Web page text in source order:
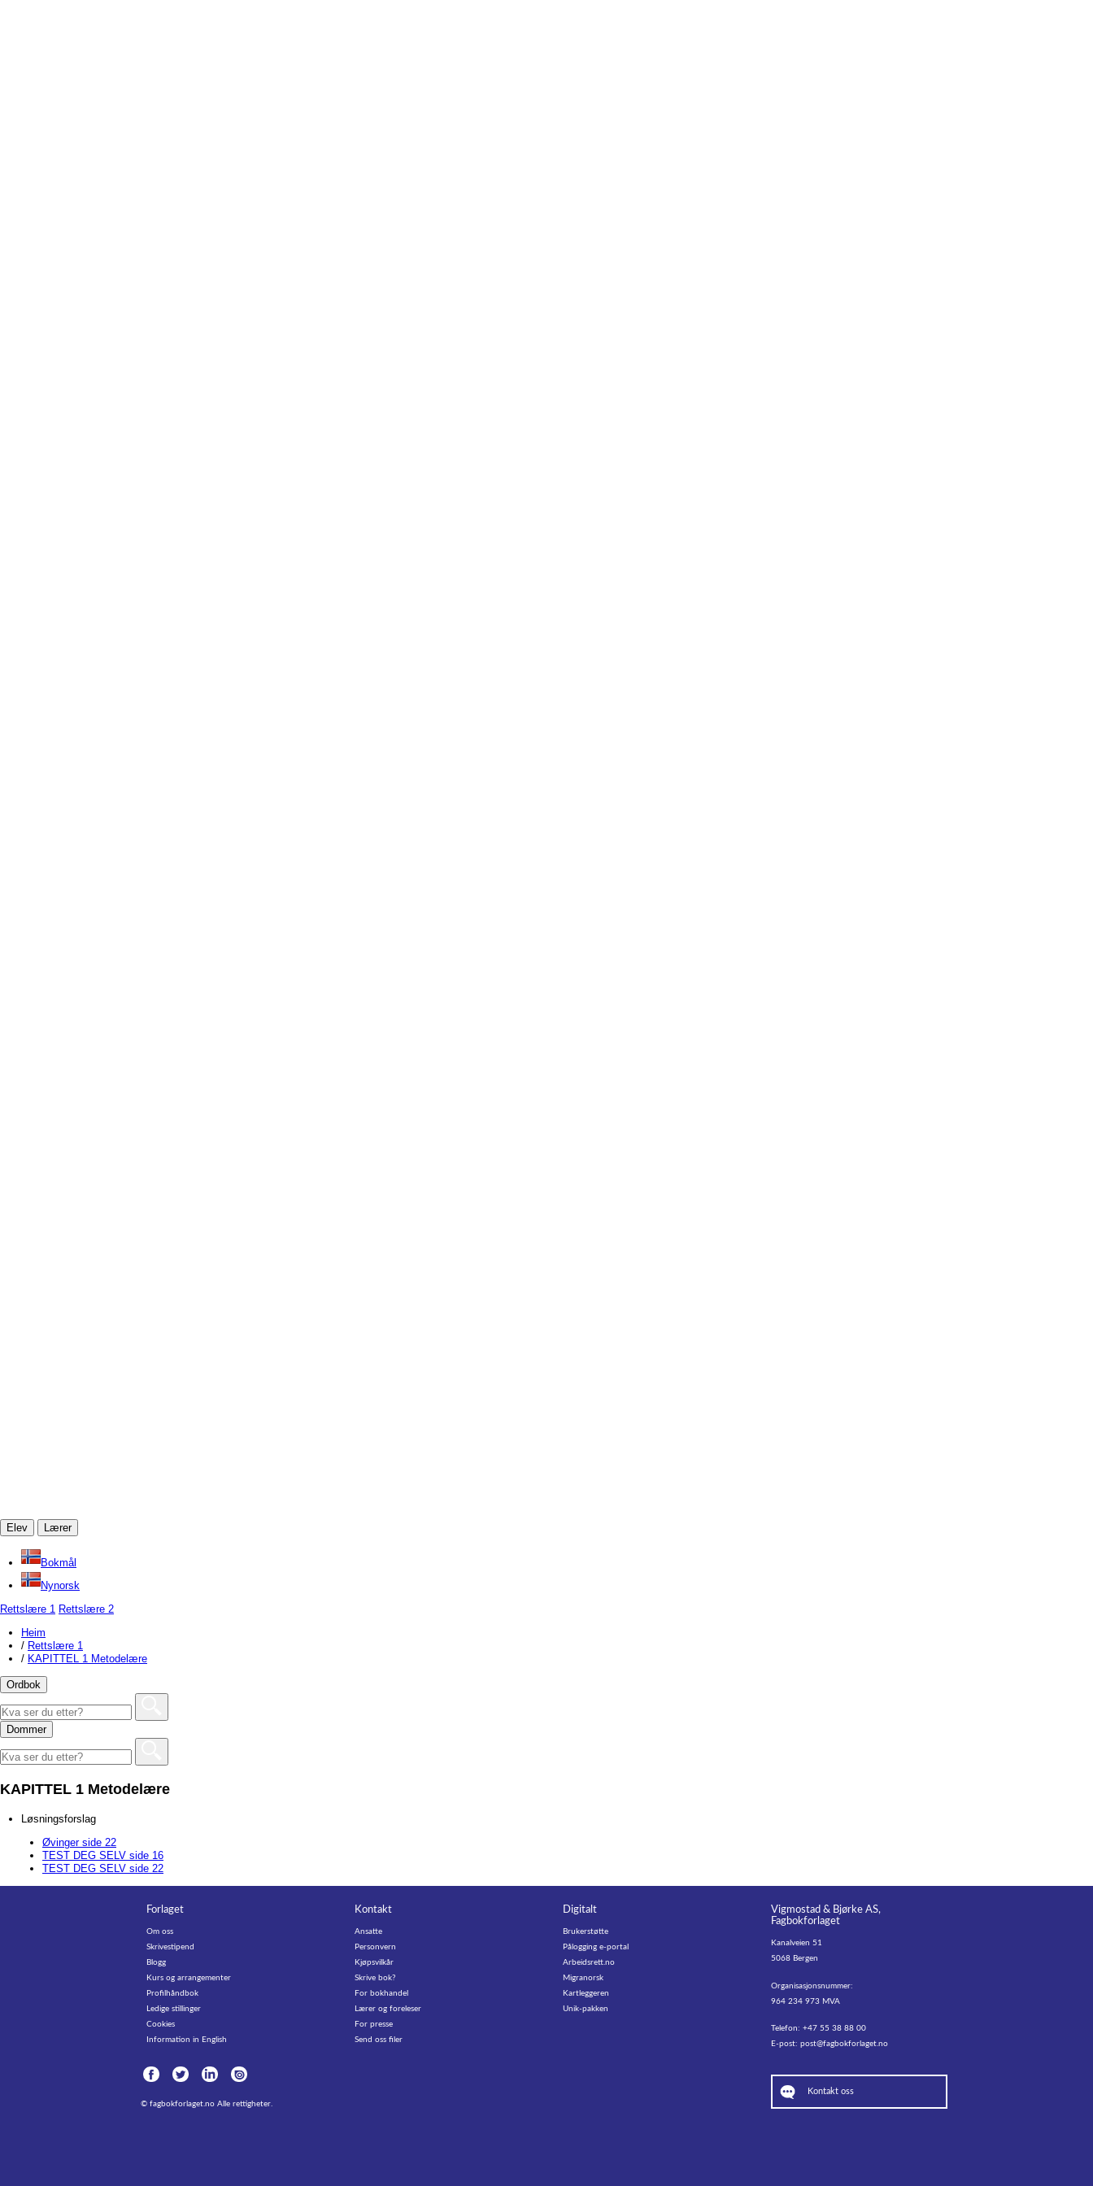
Elev Lærer
Bokmål
Nynorsk
Rettslære 1 Rettslære 2
Heim
/ Rettslære 1
/ KAPITTEL 1 Metodelære
Ordbok
Dommer
KAPITTEL 1 Metodelære
Løsningsforslag
Øvinger side 22
TEST DEG SELV side 16
TEST DEG SELV side 22
Forlaget
Om oss
Skrivestipend
Blogg
Kurs og arrangementer
Profilhåndbok
Ledige stillinger
Cookies
Information in English
Kontakt
Ansatte
Personvern
Kjøpsvilkår
Skrive bok?
For bokhandel
Lærer og foreleser
For presse
Send oss filer
Digitalt
Brukerstøtte
Pålogging e-portal
Arbeidsrett.no
Migranorsk
Kartleggeren
Unik-pakken
Vigmostad & Bjørke AS,
Fagbokforlaget
Kanalveien 51
5068 Bergen
Organisasjonsnummer:
964 234 973 MVA
Telefon: +47 55 38 88 00
E-post: post@fagbokforlaget.no
Kontakt oss
© fagbokforlaget.no Alle rettigheter.